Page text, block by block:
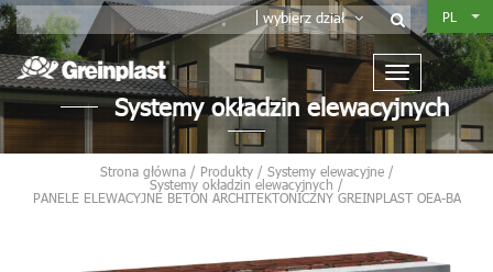
wybierz dział PL
Systemy okładzin elewacyjnych
Strona główna/ Produkty/ Systemy elewacyjne/
Systemy okładzin elewacyjnych /
PANELE ELEWACYJNE BETON ARCHITEKTONICZNY GREINPLAST OEA-BA